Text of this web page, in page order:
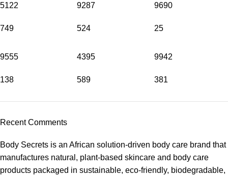
5122
749
9287
524
9690
25
9555
138
4395
589
9942
381
Recent Comments
Body Secrets is an African solution-driven body care brand that
manufactures natural, plant-based skincare and body care
products packaged in sustainable, eco-friendly, biodegradable,